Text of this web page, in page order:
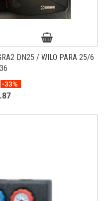
DN25 / WILO PARA 25/6
-33%